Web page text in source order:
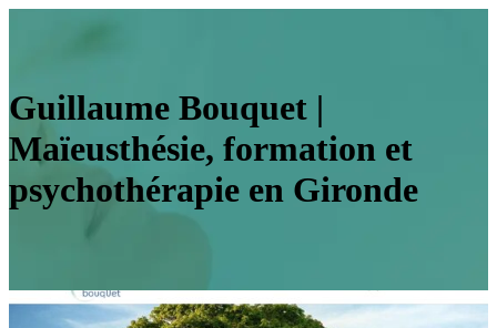
Guillaume Bouquet |
Maïeusthésie, formation et
psychothérapie en Gironde